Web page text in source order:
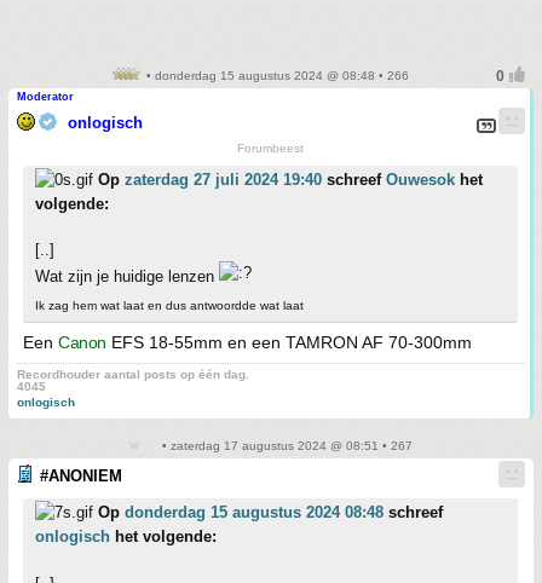
• donderdag 15 augustus 2024 @ 08:48 • 266
Moderator
onlogisch
Forumbeest
Op zaterdag 27 juli 2024 19:40 schreef Ouwesok het
volgende:
[..]
Wat zijn je huidige lenzen
Ik zag hem wat laat en dus antwoordde wat laat
Een Canon EFS 18-55mm en een TAMRON AF 70-300mm
Recordhouder aantal posts op één dag.
4045
onlogisch
• zaterdag 17 augustus 2024 @ 08:51 • 267
#ANONIEM
Op donderdag 15 augustus 2024 08:48 schreef
onlogisch het volgende: